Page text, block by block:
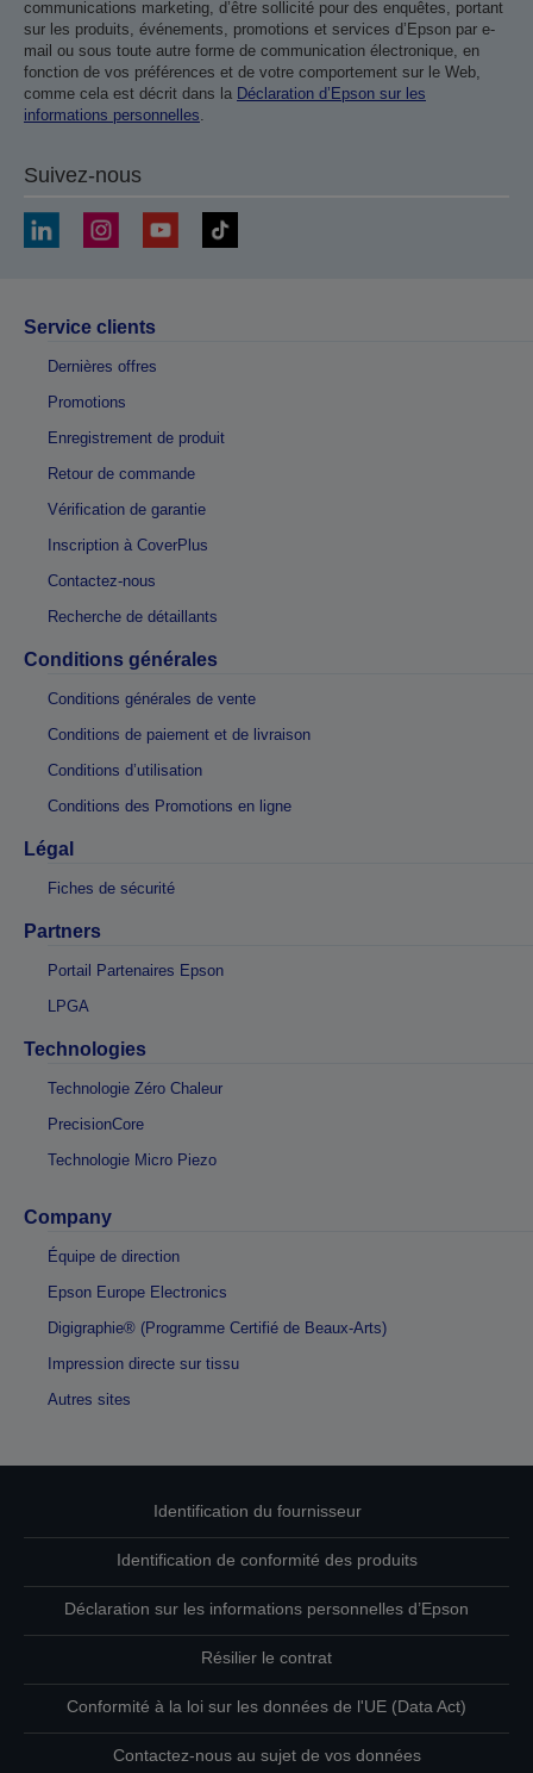
communications marketing, d’être sollicité pour des enquêtes, portant
sur les produits, événements, promotions et services d’Epson par e-
mail ou sous toute autre forme de communication électronique, en
fonction de vos préférences et de votre comportement sur le Web,
comme cela est décrit dans la Déclaration d’Epson sur les
informations personnelles.
Suivez-nous
Service clients
Dernières offres
Promotions
Enregistrement de produit
Retour de commande
Vérification de garantie
Inscription à CoverPlus
Contactez-nous
Recherche de détaillants
Conditions générales
Conditions générales de vente
Conditions de paiement et de livraison
Conditions d’utilisation
Conditions des Promotions en ligne
Légal
Fiches de sécurité
Partners
Portail Partenaires Epson
LPGA
Technologies
Technologie Zéro Chaleur
PrecisionCore
Technologie Micro Piezo
Company
Équipe de direction
Epson Europe Electronics
Digigraphie® (Programme Certifié de Beaux-Arts)
Impression directe sur tissu
Autres sites
Identification du fournisseur
Identification de conformité des produits
Déclaration sur les informations personnelles d’Epson
Résilier le contrat
Conformité à la loi sur les données de l'UE (Data Act)
Contactez-nous au sujet de vos données